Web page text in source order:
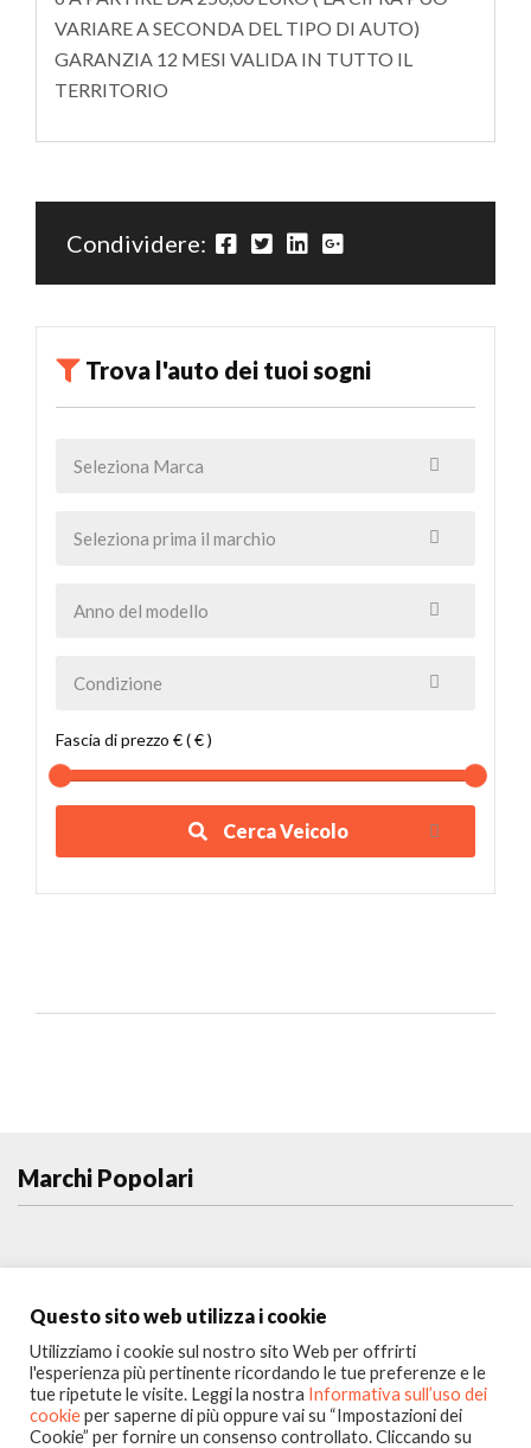
VARIARE A SECONDA DEL TIPO DI AUTO)
GARANZIA 12 MESI VALIDA IN TUTTO IL
TERRITORIO
Condividere:
Trova l'auto dei tuoi sogni
Fascia di prezzo € ( € )
Cerca Veicolo
Marchi Popolari
Questo sito web utilizza i cookie
Utilizziamo i cookie sul nostro sito Web per offrirti
l'esperienza più pertinente ricordando le tue preferenze e le
tue ripetute le visite. Leggi la nostra Informativa sull’uso dei
cookieper saperne di più oppure vai su “Impostazioni dei
Cookie” per fornire un consenso controllato. Cliccando su